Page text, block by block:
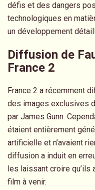
défis et des dangers
technologiques en
un développement
Diffusion de
France 2
France 2 a récemment
des images exclusives
par James Gunn.
étaient entièrement
artificielle et n’avaient
diffusion a induit en
les laissant croire qu’ils
film à venir.